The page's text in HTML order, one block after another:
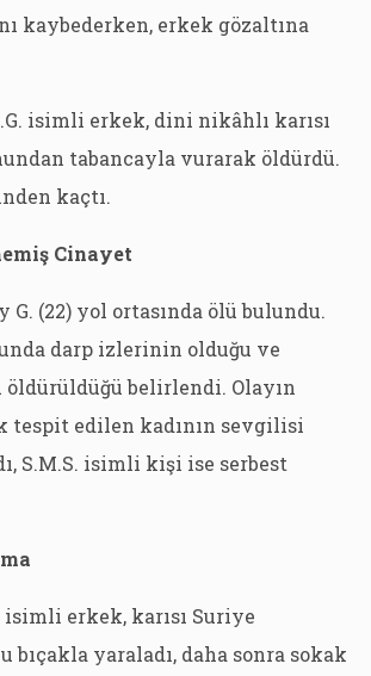
kaybederken, erkek gözaltına
isimli erkek, dini nikâhlı karısı
tabancayla vurarak öldürdü.
kaçtı.
Cinayet
G. (22) yol ortasında ölü bulundu.
darp izlerinin olduğu ve
öldürüldüğü belirlendi. Olayın
tespit edilen kadının sevgilisi
S.M.S. isimli kişi ise serbest
isimli erkek, karısı Suriye
bıçakla yaraladı, daha sonra sokak